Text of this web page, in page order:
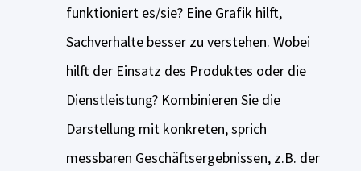
funktioniert es/sie? Eine Grafik hilft,
Sachverhalte besser zu verstehen. Wobei
hilft der Einsatz des Produktes oder die
Dienstleistung? Kombinieren Sie die
Darstellung mit konkreten, sprich
messbaren Geschäftsergebnissen, z.B. der